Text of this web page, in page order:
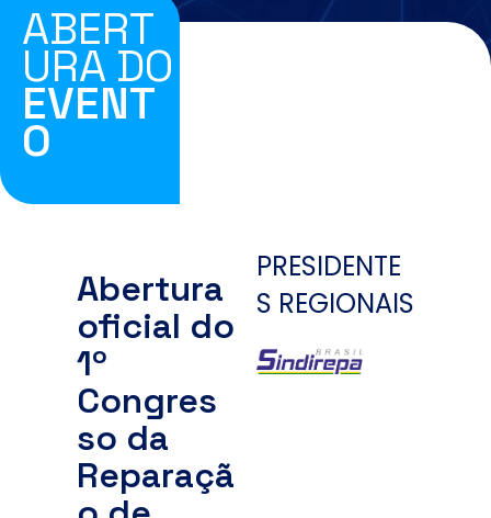
ABERT
URA DO
EVENT
O
Abertura
oficial do
1º
Congres
so da
Reparaçã
PRESIDENTE
S REGIONAIS